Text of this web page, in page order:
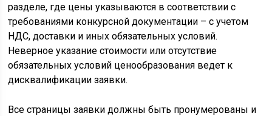
разделе, где цены указываются в соответствии с
требованиями конкурсной документации – с учетом
НДС, доставки и иных обязательных условий.
Неверное указание стоимости или отсутствие
обязательных условий ценообразования ведет к
дисквалификации заявки.
Все страницы заявки должны быть пронумерованы и